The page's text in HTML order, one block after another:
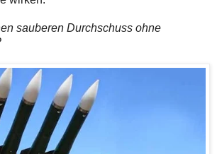
sauberen Durchschuss ohne